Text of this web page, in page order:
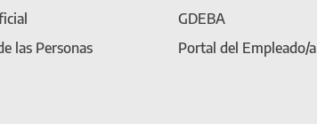
las Personas
GDEBA
Portal del Empleado/a